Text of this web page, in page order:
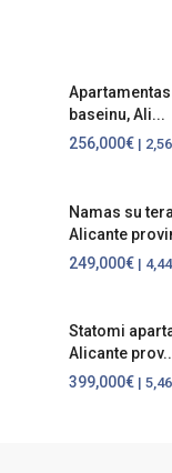
baseinu, Ali...
256,000€ |
Namas su
Alicante
249,000€ |
Statomi
Alicante
399,000€ |